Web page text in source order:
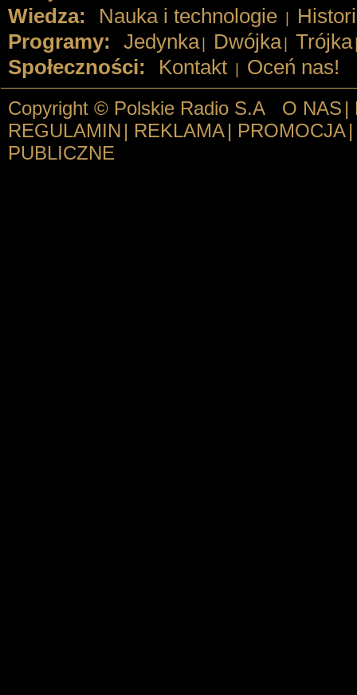
Wiedza:
Nauka i technologie
Programy: Jedynka Dwójka Trójka
Społeczności: Kontakt Oceń nas!
Copyright © Polskie Radio S.A O NAS |
REGULAMIN | REKLAMA | PROMOCJA |
PUBLICZNE